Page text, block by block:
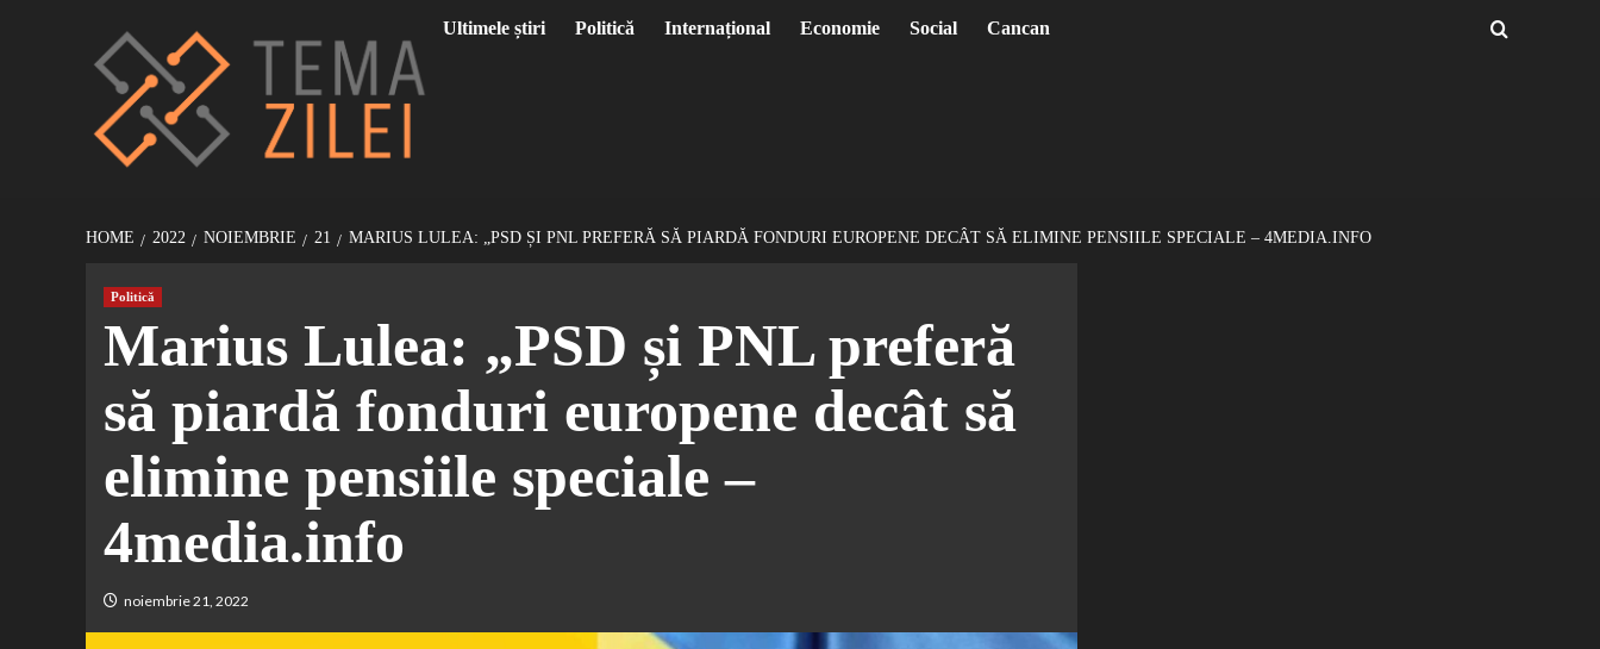
Ultimele știri Politică Internațional Economie Social Cancan
HOME 2022 NOIEMBRIE 21 MARIUS LULEA: „PSD ȘI PNL PREFERĂ SĂ PIARDĂ FONDURI EUROPENE DECÂT SĂ ELIMINE PENSIILE SPECIALE – 4MEDIA.INFO
Politică
Marius Lulea: „PSD și PNL preferă
să piardă fonduri europene decât să
elimine pensiile speciale –
4media.info
noiembrie 21, 2022